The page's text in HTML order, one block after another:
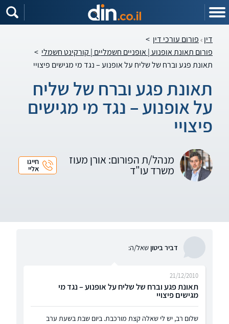
דין פורום עורכי דין >
פורום תאונת אופנוע | אופניים חשמליים | קורקינט חשמלי >
תאונת פגע וברח של שליח על אופנוע – נגד מי מגישים פיצויי
תאונת פגע וברח של שליח
על אופנוע – נגד מי מגישים
פיצויי
מנהל/ת הפורום: אורן מעוז
משרד עו"ד
חייגו
אליי
דביר ביטוןשאל/ה:
תאונת פגע וברח של שליח על אופנוע – נגד מי
מגישים פיצויי
21/12/2010
שלום רב, יש לי שאלה קצת מורכבת. ביום שבת בשעת ערב